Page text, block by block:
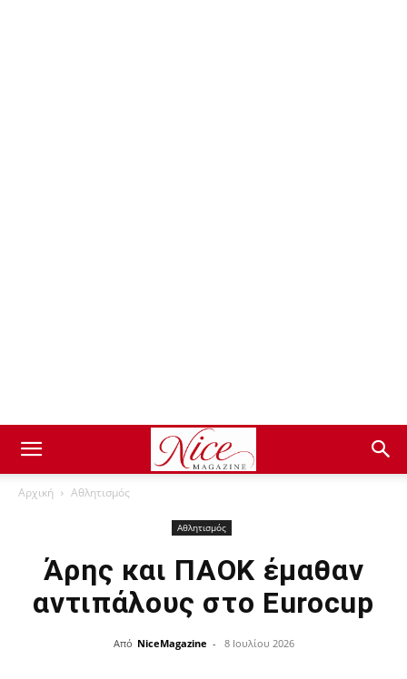
Αρχική Αθλητισμός
Αθλητισμός
Άρης και ΠΑΟΚ έμαθαν
αντιπάλους στο Eurocup
Από NiceMagazine - 8 Ιουλίου 2026